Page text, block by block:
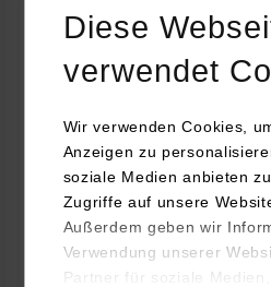
Diese
verwendet
Wir verwenden Cookies,
Anzeigen zu
soziale Medien anbieten
Zugriffe auf unsere
Außerdem geben wir
Verwendung unserer
Partner für soziale Medien,
Technologietag: Clean
nachhaltige Mobilität im
16.09.2026 - 17.09.2026
Im Mittelpunkt stehen
Batterietechnologien und
nachhaltige Mobilität in Stadt